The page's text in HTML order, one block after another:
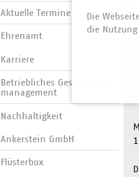
Aktuelle Termine
Ehrenamt
Karriere
Betriebliches Gesundheits­
manage­ment
Nachhaltigkeit
Ankerstein GmbH
Flüsterbox
Die
die